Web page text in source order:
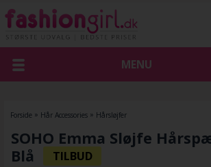
MENU
Forside » Hår Accessories» Hårsløjfer
SOHO Emma Sløjfe
Blå